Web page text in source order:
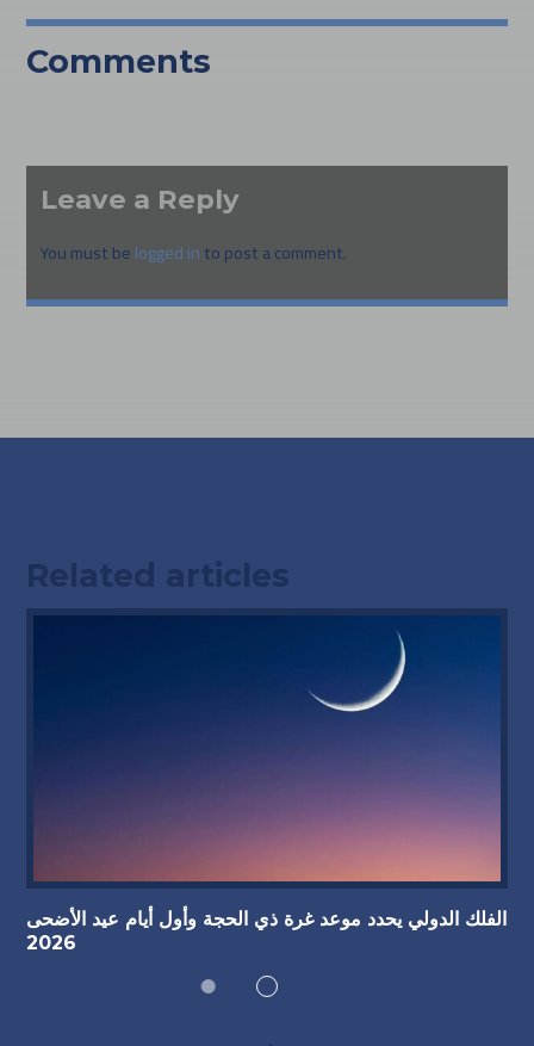
Comments
Leave a Reply
You must belogged into post a comment.
Related articles
الفلك الدولي يحدد موعد غرة ذي الحجة وأول أيام عيد الأضحى
2026